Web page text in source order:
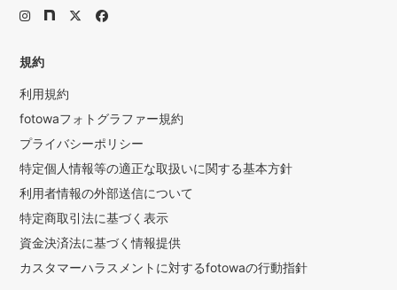
規約
利用規約
fotowaフォトグラファー規約
プライバシーポリシー
特定個人情報等の適正な取扱いに関する基本方針
利用者情報の外部送信について
特定商取引法に基づく表示
資金決済法に基づく情報提供
カスタマーハラスメントに対するfotowaの行動指針